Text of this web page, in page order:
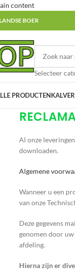
content
BOER
Selecteer
PRODUCTEN
Al onze
downloaden.
Algemene
Wanneer u een
van onze
Deze gegevens
genomen door
afdeling.
Hierna zijn er